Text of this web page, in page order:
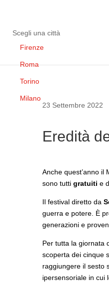
Scegli una città
Firenze
Roma
Torino
Milano
23 Settembre 2022
Eredità
Anche quest’anno il
sono tutti gratuiti e
Il festival diretto da
guerra e potere. È
generazioni e
Per tutta la giornata
scoperta dei cinque
raggiungere il sesto
ipersensoriale in cui